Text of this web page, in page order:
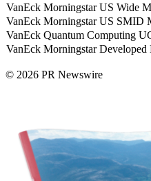
VanEck Morningstar US Wide
VanEck Morningstar US SMID
VanEck Quantum Computing
VanEck Morningstar
© 2026 PR Newswire